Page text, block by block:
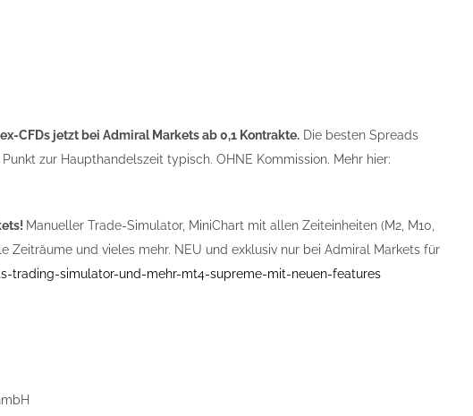
CFDs jetzt bei Admiral Markets ab 0,1 Kontrakte. Die besten Spreads
zur Haupthandelszeit typisch. OHNE Kommission. Mehr hier:
Manueller Trade-Simulator, MiniChart mit allen Zeiteinheiten (M2, M10,
Zeiträume und vieles mehr. NEU und exklusiv nur bei Admiral Markets für
simulator-und-mehr-mt4-supreme-mit-neuen-features